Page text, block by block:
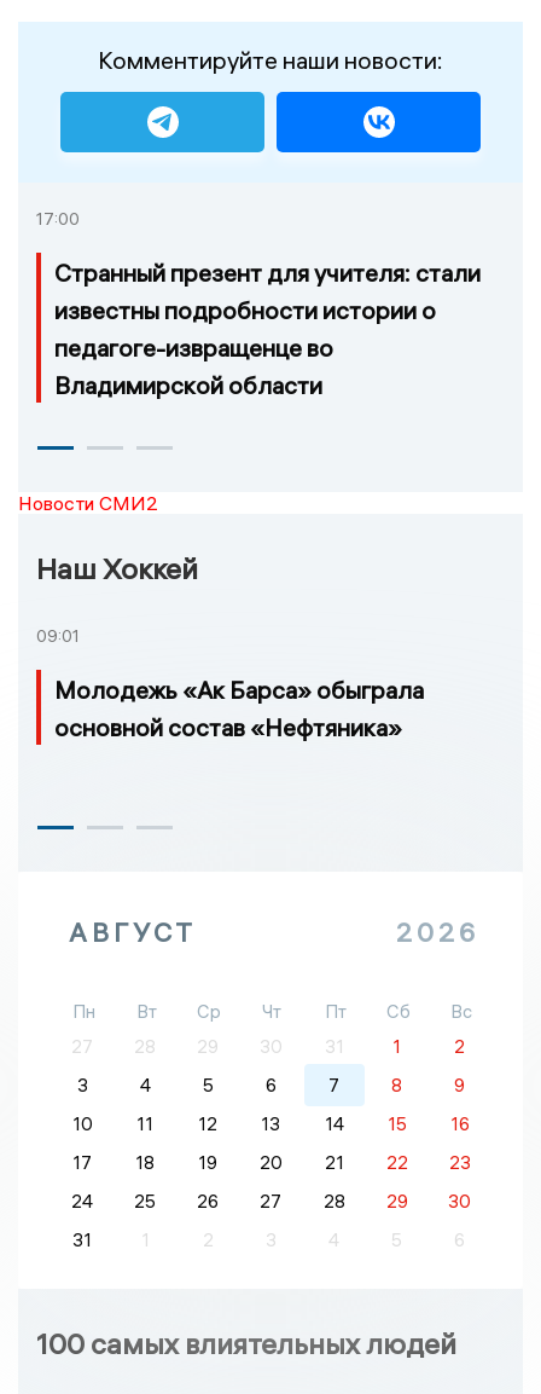
Комментируйте наши новости:
17:00
Странный презент для учителя: стали
известны подробности истории о
педагоге-извращенце во
Владимирской области
Новости СМИ2
Наш Хоккей
09:01
Молодежь «Ак Барса» обыграла
основной состав «Нефтяника»
АВГУСТ 2026
Пн Вт Ср Чт Пт Сб
Вс
27
28 29 30 31 1
2
3
4 5 6 7 8
9
10
11 12 13 14 15
16
17
18 19 20 21 22
23
24
25 26 27 28 29
30
31
1 2 3 4 5 6
100 самых влиятельных людей